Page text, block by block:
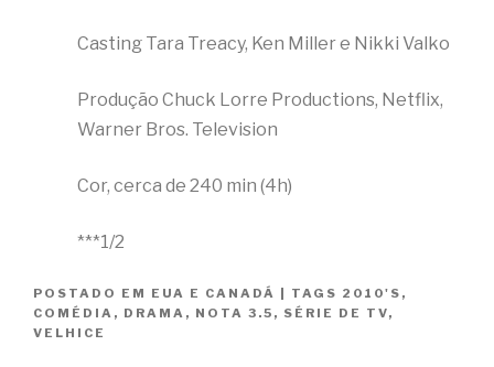
Casting Tara Treacy, Ken Miller e Nikki Valko
Produção Chuck Lorre Productions, Netflix,
Warner Bros. Television
Cor, cerca de 240 min (4h)
***1/2
POSTADO EM EUA E CANADÁ TAGS 2010'S ,
COMÉDIA , DRAMA , NOTA 3.5 , SÉRIE DE TV,
VELHICE